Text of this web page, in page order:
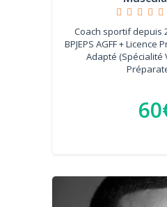
Coach sportif depuis
BPJEPS AGFF + Licence
Adapté (Spécialité